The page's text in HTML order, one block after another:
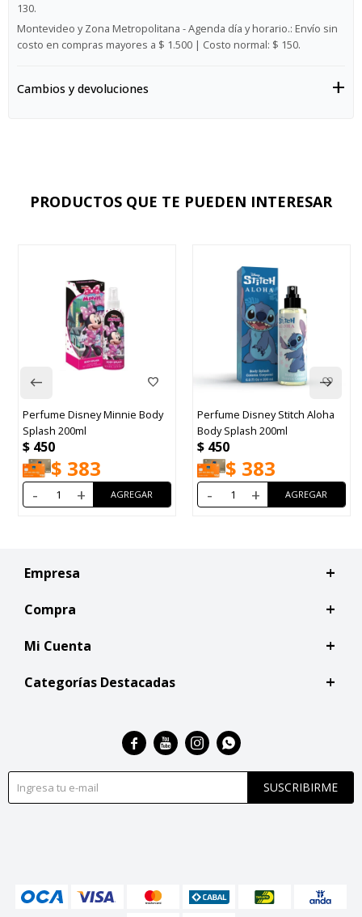
130.
Montevideo y Zona Metropolitana - Agenda día y horario.: Envío sin
costo en compras mayores a $ 1.500 | Costo normal: $ 150.
Cambios y devoluciones
PRODUCTOS QUE TE PUEDEN INTERESAR
Perfume Disney Minnie Body
Splash 200ml
$ 450
$ 383
- +
Perfume Disney Stitch Aloha
Body Splash 200ml
$ 450
$ 383
- +
Empresa
Compra
Mi Cuenta
Categorías Destacadas
SUSCRIBIRME
   